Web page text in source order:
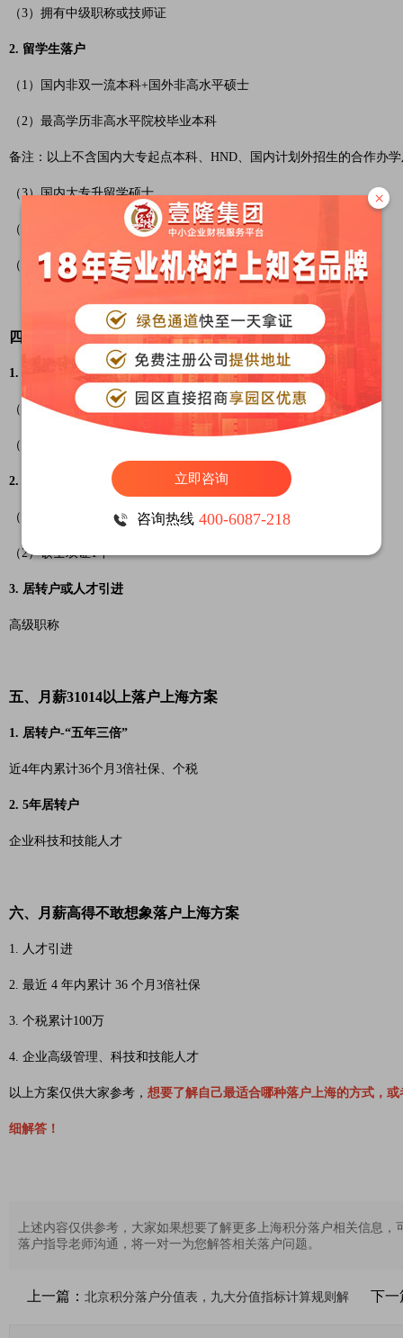
（3）拥有中级职称或技师证
2. 留学生落户
（1）国内非双一流本科+国外非高水平硕士
（2）最高学历非高水平院校毕业本科
备注：以上不含国内大专起点本科、HND、国内计划外招生的合作办
（3）国内大专升留学硕士
（4）非全日制本科+留学硕士
（5）HND本科+留学硕士
四、月薪20676-31014落户上海方案
1. 七年普通居转户+无中级职称
（1）持有7年上海居住证
（2）在持有居住证期间，按要求累计缴纳7年的个税和社保
2. 高新技术企业、高新技术成果转化项目人才引进
（1）本科双证2年
（2）硕士双证1年
3. 居转户或人才引进
高级职称
五、月薪31014以上落户上海方案
1. 居转户-“五年三倍”
近4年内累计36个月3倍社保、个税
2. 5年居转户
企业科技和技能人才
六、月薪高得不敢想象落户上海方案
1. 人才引进
2. 最近 4 年内累计 36 个月3倍社保
3. 个税累计100万
4. 企业高级管理、科技和技能人才
以上方案仅供大家参考， 想要了解自己最适合哪种落户上海的方式，
细解答！
上述内容仅供参考，大家如果想要了解更多上海积分落户相关信息
落户指导老师沟通，将一对一为您解答相关落户问题。
上一篇： 北京积分落户分值表，九大分值指标计算规则解 下一
×
立即咨询
咨询热线 400-6087-218